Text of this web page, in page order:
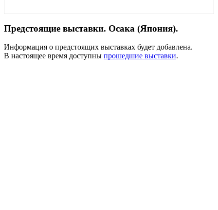
Предстоящие выставки. Осака (Япония).
Информация о предстоящих выставках будет добавлена.
В настоящее время доступны прошедшие выставки.